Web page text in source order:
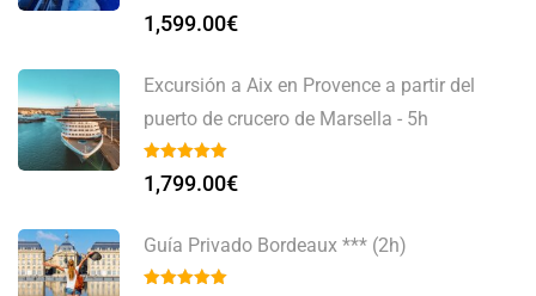
1,599.00€
Excursión a Aix en Provence a partir del
puerto de crucero de Marsella - 5h
1,799.00€
Guía Privado Bordeaux *** (2h)